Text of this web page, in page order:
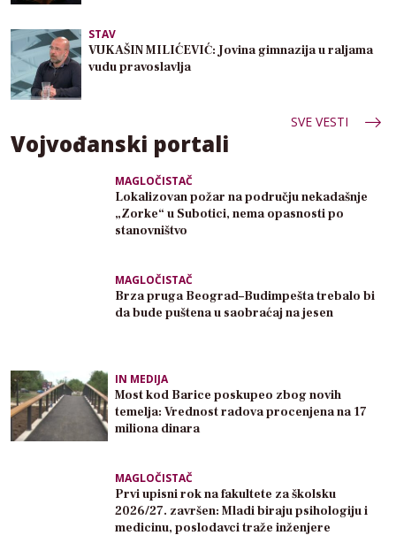
STAV
VUKAŠIN MILIĆEVIĆ: Jovina gimnazija u raljama
vudu pravoslavlja
SVE VESTI
Vojvođanski portali
MAGLOČISTAČ
Lokalizovan požar na području nekadašnje
„Zorke“ u Subotici, nema opasnosti po
stanovništvo
MAGLOČISTAČ
Brza pruga Beograd–Budimpešta trebalo bi
da bude puštena u saobraćaj na jesen
IN MEDIJA
Most kod Barice poskupeo zbog novih
temelja: Vrednost radova procenjena na 17
miliona dinara
MAGLOČISTAČ
Prvi upisni rok na fakultete za školsku
2026/27. završen: Mladi biraju psihologiju i
medicinu, poslodavci traže inženjere